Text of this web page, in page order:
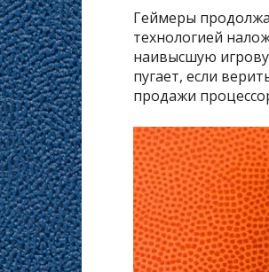
Геймеры
технологией
наивысшую
пугает, если
продажи